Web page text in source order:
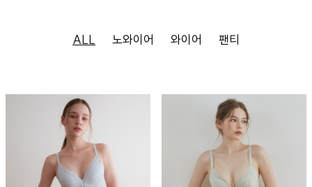
ALL 노와이어 와이어 팬티